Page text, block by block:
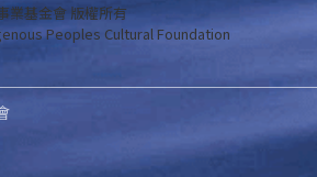
業基金會 版權所有
Peoples Cultural Foundation